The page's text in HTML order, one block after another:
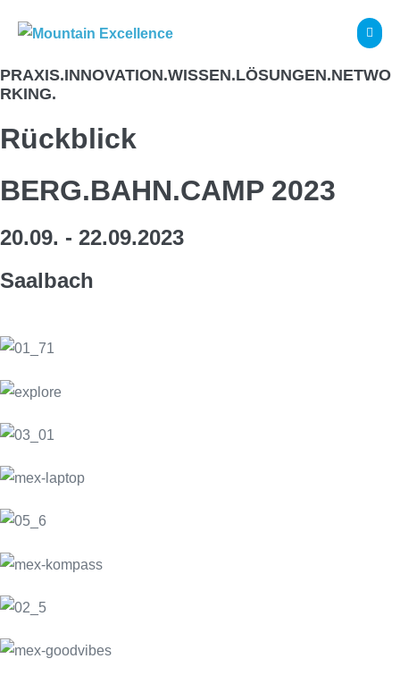
Inhalt
PRAXIS.INNOVATION.WISSEN.LÖSUNGEN.NETWO
RKING.
Rückblick
BERG.BAHN.CAMP 2023
20.09. - 22.09.2023
Saalbach